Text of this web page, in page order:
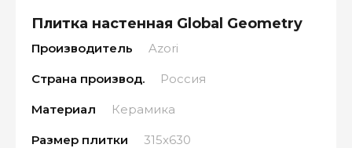
Плитка настенная Global Geometry
Производитель Azori
Страна производ. Россия
Материал Керамика
Размер плитки 315x630